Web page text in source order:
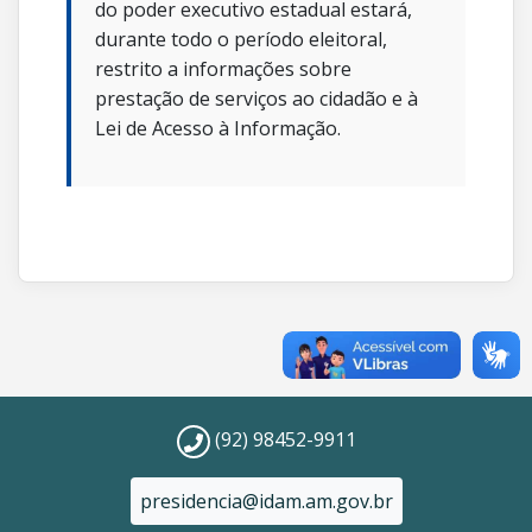
do poder executivo estadual estará,
durante todo o período eleitoral,
restrito a informações sobre
prestação de serviços ao cidadão e à
Lei de Acesso à Informação.
(92) 98452-9911
presidencia@idam.am.gov.br